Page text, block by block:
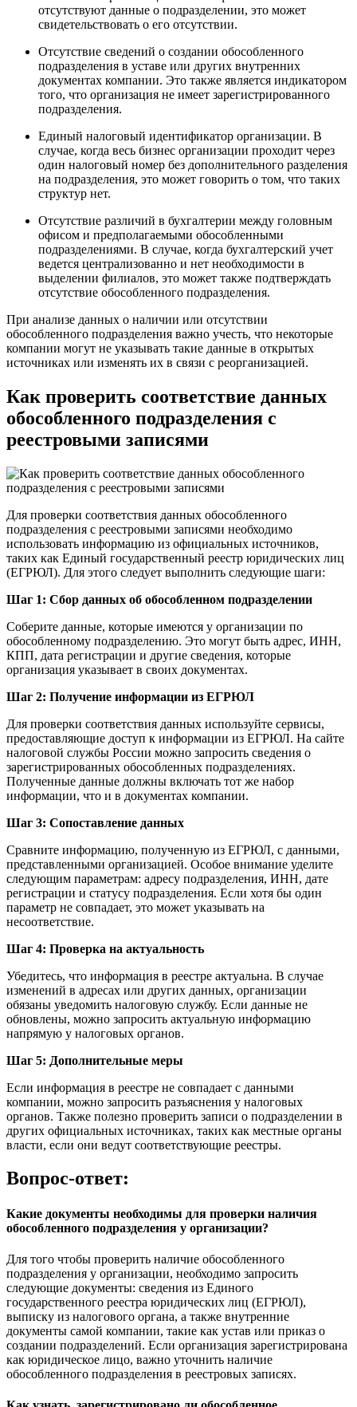
отсутствуют данные о подразделении, это может
свидетельствовать о его отсутствии.
Отсутствие сведений о создании обособленного
подразделения в уставе или других внутренних
документах компании. Это также является индикатором
того, что организация не имеет зарегистрированного
подразделения.
Единый налоговый идентификатор организации. В
случае, когда весь бизнес организации проходит через
один налоговый номер без дополнительного разделения
на подразделения, это может говорить о том, что таких
структур нет.
Отсутствие различий в бухгалтерии между головным
офисом и предполагаемыми обособленными
подразделениями. В случае, когда бухгалтерский учет
ведется централизованно и нет необходимости в
выделении филиалов, это может также подтверждать
отсутствие обособленного подразделения.
При анализе данных о наличии или отсутствии
обособленного подразделения важно учесть, что некоторые
компании могут не указывать такие данные в открытых
источниках или изменять их в связи с реорганизацией.
Как проверить соответствие данных
обособленного подразделения с
реестровыми записями
Для проверки соответствия данных обособленного
подразделения с реестровыми записями необходимо
использовать информацию из официальных источников,
таких как Единый государственный реестр юридических лиц
(ЕГРЮЛ). Для этого следует выполнить следующие шаги:
Шаг 1: Сбор данных об обособленном подразделении
Соберите данные, которые имеются у организации по
обособленному подразделению. Это могут быть адрес, ИНН,
КПП, дата регистрации и другие сведения, которые
организация указывает в своих документах.
Шаг 2: Получение информации из ЕГРЮЛ
Для проверки соответствия данных используйте сервисы,
предоставляющие доступ к информации из ЕГРЮЛ. На сайте
налоговой службы России можно запросить сведения о
зарегистрированных обособленных подразделениях.
Полученные данные должны включать тот же набор
информации, что и в документах компании.
Шаг 3: Сопоставление данных
Сравните информацию, полученную из ЕГРЮЛ, с данными,
представленными организацией. Особое внимание уделите
следующим параметрам: адресу подразделения, ИНН, дате
регистрации и статусу подразделения. Если хотя бы один
параметр не совпадает, это может указывать на
несоответствие.
Шаг 4: Проверка на актуальность
Убедитесь, что информация в реестре актуальна. В случае
изменений в адресах или других данных, организации
обязаны уведомить налоговую службу. Если данные не
обновлены, можно запросить актуальную информацию
напрямую у налоговых органов.
Шаг 5: Дополнительные меры
Если информация в реестре не совпадает с данными
компании, можно запросить разъяснения у налоговых
органов. Также полезно проверить записи о подразделении в
других официальных источниках, таких как местные органы
власти, если они ведут соответствующие реестры.
Вопрос-ответ:
Какие документы необходимы для проверки наличия
обособленного подразделения у организации?
Для того чтобы проверить наличие обособленного
подразделения у организации, необходимо запросить
следующие документы: сведения из Единого
государственного реестра юридических лиц (ЕГРЮЛ),
выписку из налогового органа, а также внутренние
документы самой компании, такие как устав или приказ о
создании подразделений. Если организация зарегистрирована
как юридическое лицо, важно уточнить наличие
обособленного подразделения в реестровых записях.